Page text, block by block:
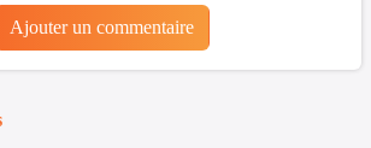
Ajouter un commentaire